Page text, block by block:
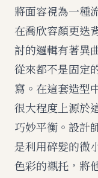
將面容視為一種
在喬欣容顏更迭
討的邏輯有著異
從來都不是固定
寫。在這套造型
很大程度上源於
巧妙平衡。設計
是利用碎髮的微
色彩的襯托，將